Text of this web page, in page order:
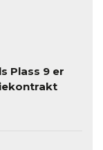
Plass 9 er